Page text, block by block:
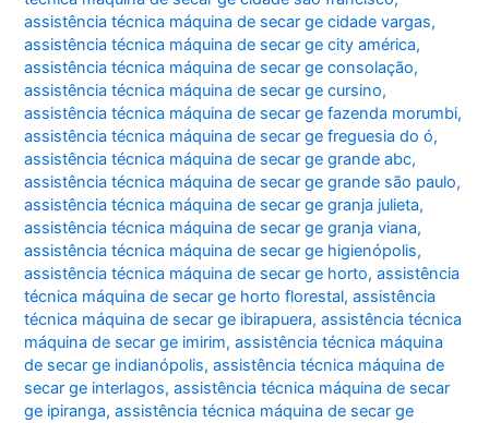
assistência técnica máquina de secar ge cidade vargas,
assistência técnica máquina de secar ge city américa,
assistência técnica máquina de secar ge consolação,
assistência técnica máquina de secar ge cursino,
assistência técnica máquina de secar ge fazenda morumbi,
assistência técnica máquina de secar ge freguesia do ó,
assistência técnica máquina de secar ge grande abc,
assistência técnica máquina de secar ge grande são paulo,
assistência técnica máquina de secar ge granja julieta,
assistência técnica máquina de secar ge granja viana,
assistência técnica máquina de secar ge higienópolis,
assistência técnica máquina de secar ge horto,assistência
técnica máquina de secar ge horto florestal,assistência
técnica máquina de secar ge ibirapuera,assistência técnica
máquina de secar ge imirim,assistência técnica máquina
de secar ge indianópolis,assistência técnica máquina de
secar ge interlagos,assistência técnica máquina de secar
ge ipiranga,assistência técnica máquina de secar ge